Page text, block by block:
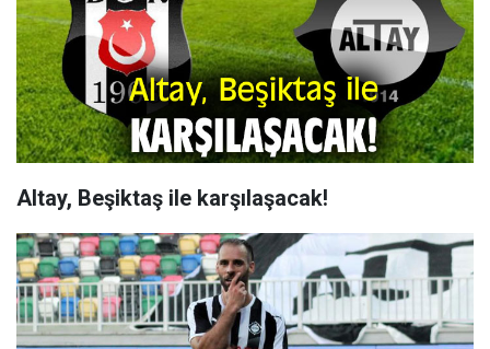
Altay, Beşiktaş ile karşılaşacak!